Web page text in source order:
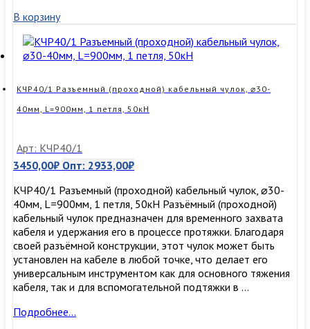
чулок
стандартный,
⌀30-
40мм,
2
50кН
В корзину
КЧР40/1 Разъемный (проходной) кабельный чулок, ⌀30-
40мм, L=900мм, 1 петля, 50кН
Арт: КЧР40/1
3450,00₽ Опт: 2933,00₽
КЧР40/1 Разъемный (проходной) кабельный чулок, ⌀30-
40мм, L=900мм, 1 петля, 50кН Разъёмный (проходной)
кабельный чулок предназначен для временного захвата
кабеля и удержания его в процессе протяжки. Благодаря
своей разъёмной конструкции, этот чулок может быть
установлен на кабеле в любой точке, что делает его
универсальным инструментом как для основного тяжения
кабеля, так и для вспомогательной подтяжки в …
КЧР40/1
Подробнее…